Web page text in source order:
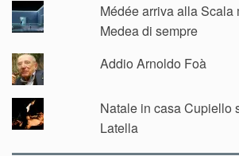
Médée arriva alla Scala
Medea di sempre
Addio Arnoldo Foà
Natale in casa Cupiello
Latella